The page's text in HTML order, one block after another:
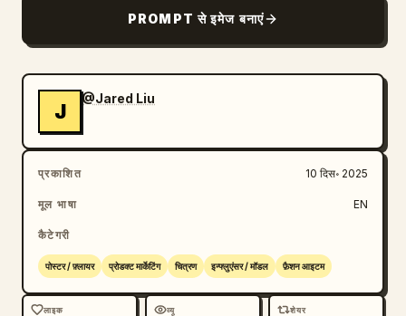
PROMPT से इमेज बनाएं
J
@Jared Liu
प्रकाशित 10 दिस॰ 2025
मूल भाषा EN
कैटेगरी
पोस्टर / फ़्लायर प्रोडक्ट मार्केटिंग चित्रण इन्फ्लुएंसर / मॉडल फ़ैशन आइटम
लाइक व्यू शेयर